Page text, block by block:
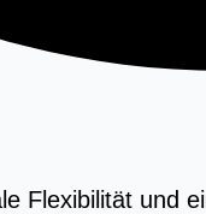
Flexibilität und